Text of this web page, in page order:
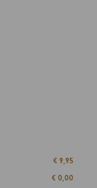
€ 9,95
€ 0,00